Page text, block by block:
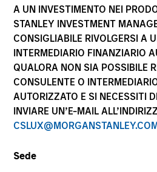
A UN INVESTIMENTO NEI
STANLEY INVESTMENT
CONSIGLIABILE RIVOLGERSI A
INTERMEDIARIO FINANZIARIO
QUALORA NON SIA POSSIBILE
CONSULENTE O
AUTORIZZATO E SI NECESSITI
INVIARE UN’E-MAIL
Sede
La presente comunicazione ha
La performance passata non è
risultati futuri. I rendimenti
per effetto delle oscillazioni
performance sono calcolati in
patrimonio netto (NAV), al netto
comprendono le commissioni e
all’emissione e al rimborso delle
alle performance e agli indici
Stanley Investment Management.
Rendimenti nell’anno solare.